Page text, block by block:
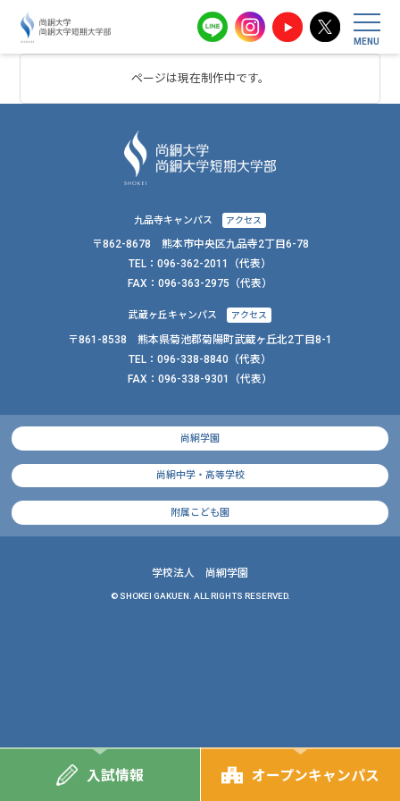
尚絅大学・尚
ページは現在制作中です。
入試情報 オープンキャンパス
九品寺キャンパス アクセス
〒862-8678 熊本市中央区九品寺2丁目6-78
TEL： 096-362-2011
（代表）
FAX： 096-363-2975（代表）
武蔵ヶ丘キャンパス アクセス
〒861-8538 熊本県菊池郡菊陽町武蔵ヶ丘北2丁目8-1
TEL： 096-338-8840 （代表）
FAX： 096-338-9301（代表）
尚絅学園
尚絅中学・高等学校
附属こども園
学校法人 尚絅学園
© SHOKEI GAKUEN. ALL RIGHTS RESERVED.